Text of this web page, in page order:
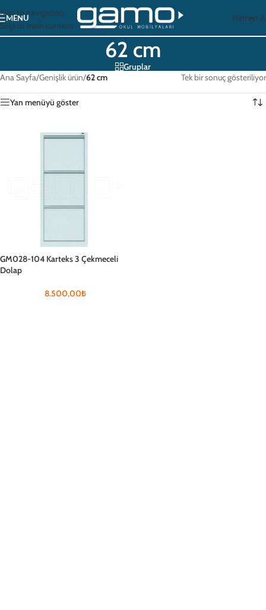
Skip to navigation
Skip to main content
MENU Hemen
62 cm
Gruplar
Ana Sayfa/Genişlik ürün/62 cm Tek bir sonuç gösteriliyor
Yan menüyü göster
GM028-104 Karteks 3 Çekmeceli
Dolap
8.500,00₺